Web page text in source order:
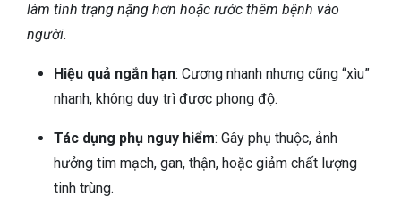
làm tình trạng nặng hơn hoặc rước thêm bệnh vào
người.
Hiệu quả ngắn hạn: Cương nhanh nhưng cũng “xìu”
nhanh, không duy trì được phong độ.
Tác dụng phụ nguy hiểm: Gây phụ thuộc, ảnh
hưởng tim mạch, gan, thận, hoặc giảm chất lượng
tinh trùng.